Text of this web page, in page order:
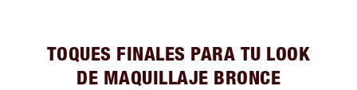
TOQUES FINALES PARA TU LOOK
DE MAQUILLAJE BRONCE